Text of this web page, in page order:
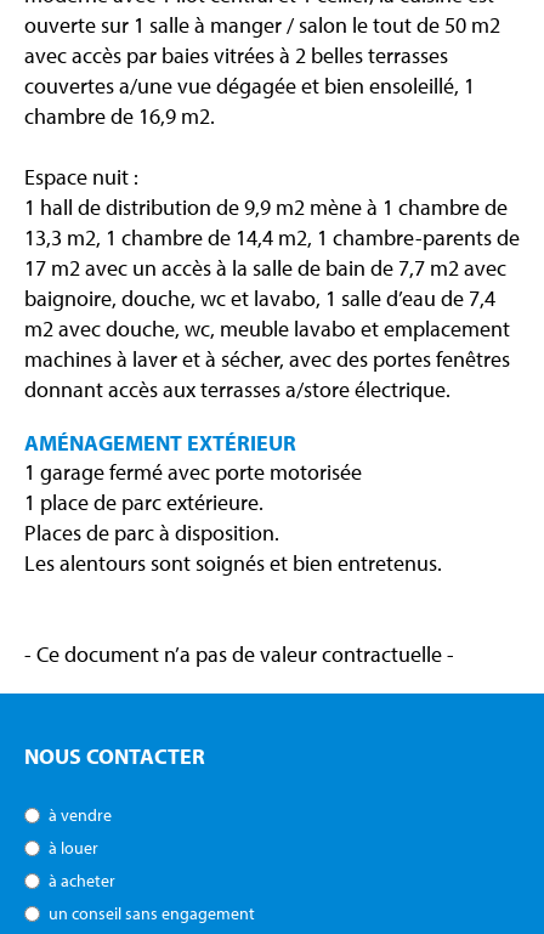
ouverte sur 1 salle à manger / salon le tout de 50 m2
avec accès par baies vitrées à 2 belles terrasses
couvertes a/une vue dégagée et bien ensoleillé, 1
chambre de 16,9 m2.
Espace nuit :
1 hall de distribution de 9,9 m2 mène à 1 chambre de
13,3 m2, 1 chambre de 14,4 m2, 1 chambre-parents de
17 m2 avec un accès à la salle de bain de 7,7 m2 avec
baignoire, douche, wc et lavabo, 1 salle d’eau de 7,4
m2 avec douche, wc, meuble lavabo et emplacement
machines à laver et à sécher, avec des portes fenêtres
donnant accès aux terrasses a/store électrique.
AMÉNAGEMENT EXTÉRIEUR
1 garage fermé avec porte motorisée
1 place de parc extérieure.
Places de parc à disposition.
Les alentours sont soignés et bien entretenus.
- Ce document n’a pas de valeur contractuelle -
NOUS CONTACTER
à vendre
à louer
à acheter
un conseil sans engagement